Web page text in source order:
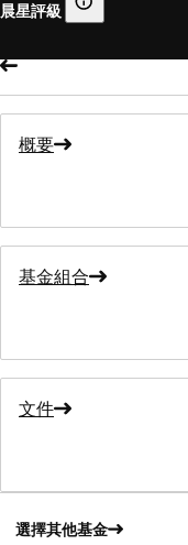
晨星評級 晨星評級
概要
基金組合
文件
選擇其他基金